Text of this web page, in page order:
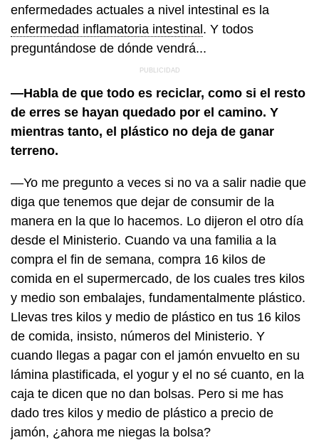
enfermedades actuales a nivel intestinal es la
enfermedad inflamatoria intestinal. Y todos
preguntándose de dónde vendrá...
—Habla de que todo es reciclar, como si el resto
de erres se hayan quedado por el camino. Y
mientras tanto, el plástico no deja de ganar
terreno.
—Yo me pregunto a veces si no va a salir nadie que
diga que tenemos que dejar de consumir de la
manera en la que lo hacemos. Lo dijeron el otro día
desde el Ministerio. Cuando va una familia a la
compra el fin de semana, compra 16 kilos de
comida en el supermercado, de los cuales tres kilos
y medio son embalajes, fundamentalmente plástico.
Llevas tres kilos y medio de plástico en tus 16 kilos
de comida, insisto, números del Ministerio. Y
cuando llegas a pagar con el jamón envuelto en su
lámina plastificada, el yogur y el no sé cuanto, en la
caja te dicen que no dan bolsas. Pero si me has
dado tres kilos y medio de plástico a precio de
jamón, ¿ahora me niegas la bolsa?